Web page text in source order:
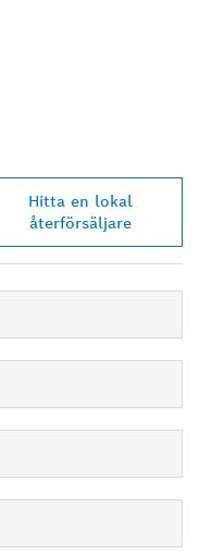
Hitta en lokal
återförsäljare